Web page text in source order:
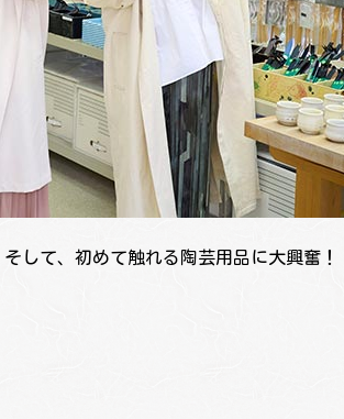
して、初めて触れる陶芸用品に大興奮！